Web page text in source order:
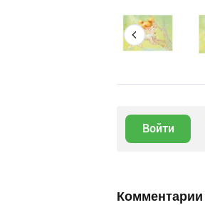
Войти
Комментарии